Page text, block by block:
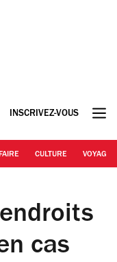
INSCRIVEZ-VOUS
CULTURE VOYAGE
cas